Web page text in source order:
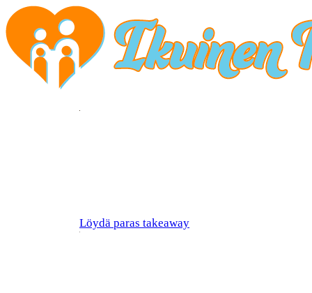
Löydä paras takeaway